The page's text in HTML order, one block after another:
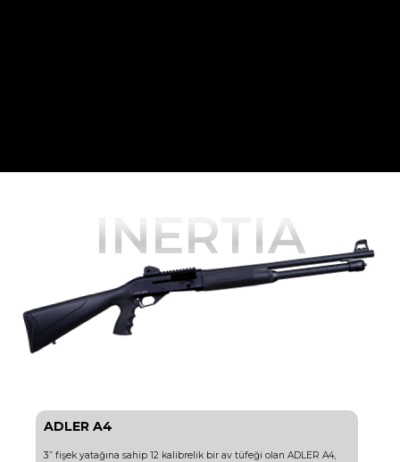
INERTIA
ADLER A4
3” fişek yatağına sahip 12 kalibrelik bir av tüfeği olan ADLER A4,
AD-9
AD-9 METAL GRAY
9x19mm fişek yatağına sahip AD-9 Metal Gray, çeşitli uygulamalar